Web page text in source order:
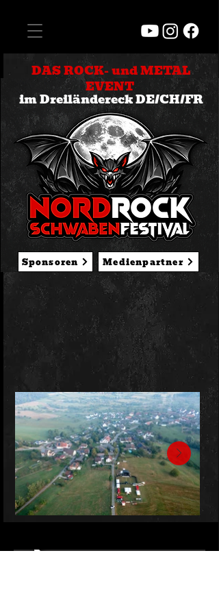
DAS ROCK- und METAL
EVENT
im Dreiländereck DE/CH/FR
Sponsoren Medienpartner